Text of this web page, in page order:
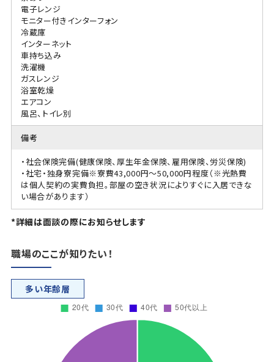
電子レンジ
モニター付きインターフォン
冷蔵庫
インターネット
車持ち込み
洗濯機
ガスレンジ
浴室乾燥
エアコン
風呂、トイレ別
備考
・社会保険完備(健康保険、厚生年金保険、雇用保険、労災保険)
・社宅・独身寮完備※寮費43,000円～50,000円程度（※光熱費
は個人契約の実費負担。部屋の空き状況によりすぐに入居できな
い場合があります）
*詳細は面談の際にお知らせします
職場のここが知りたい！
多い年齢層